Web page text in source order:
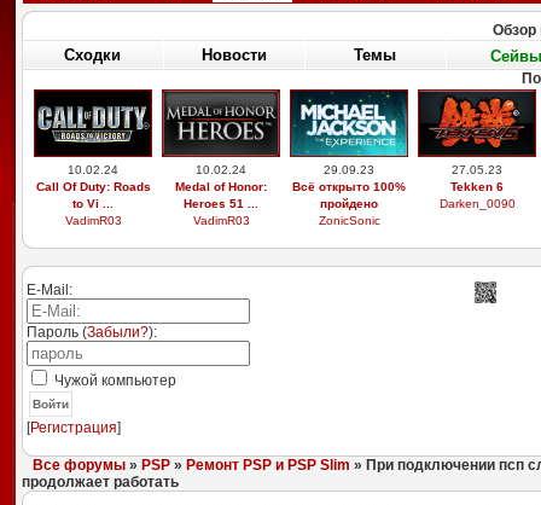
Обзор
Сходки Новости Темы Сейвы
10.02.24
Call Of Duty: Roads
to Vi ...
VadimR03
10.02.24
Medal of Honor:
Heroes 51 ...
VadimR03
29.09.23
Всё открыто 100%
пройдено
ZonicSonic
27.05.23
Tekken 6
Darken_0090
E-Mail:
Пароль (Забыли?):
Чужой компьютер
Войти
[Регистрация]
Все форумы» PSP» Ремонт PSP и PSP Slim » При подключении псп
продолжает работать